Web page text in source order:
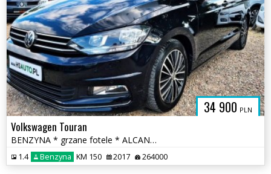
34 900 PLN
Volkswagen Touran
BENZYNA * grzane fotele * ALCANTARA * nawigacja * OKAZJA
1.4 Benzyna KM 150 2017 264000